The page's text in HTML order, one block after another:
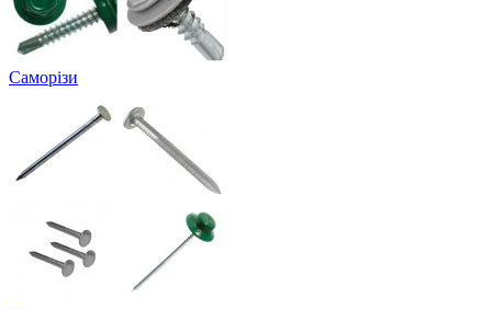
Саморізи